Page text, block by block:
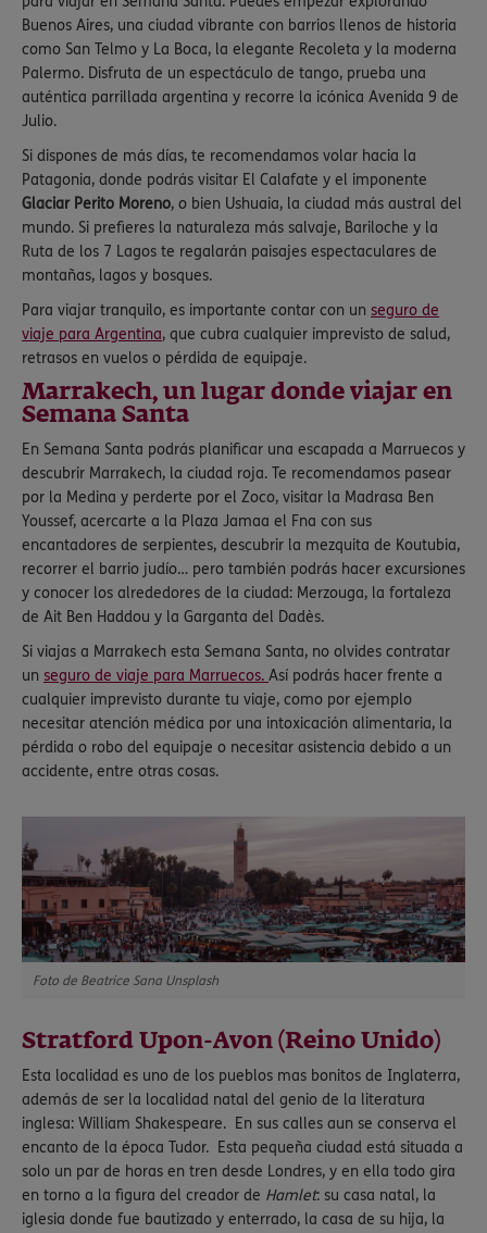
Buenos Aires, una ciudad vibrante con barrios llenos de historia
como San Telmo y La Boca, la elegante Recoleta y la moderna
Palermo. Disfruta de un espectáculo de tango, prueba una
auténtica parrillada argentina y recorre la icónica Avenida 9 de
Julio.
Si dispones de más días, te recomendamos volar hacia la
Patagonia, donde podrás visitar El Calafate y el imponente
Glaciar Perito Moreno, o bien Ushuaia, la ciudad más austral del
mundo. Si prefieres la naturaleza más salvaje, Bariloche y la
Ruta de los 7 Lagos te regalarán paisajes espectaculares de
montañas, lagos y bosques.
Para viajar tranquilo, es importante contar con un seguro de
viaje para Argentina, que cubra cualquier imprevisto de salud,
retrasos en vuelos o pérdida de equipaje.
Marrakech, un lugar donde viajar en
Semana Santa
En Semana Santa podrás planificar una escapada a Marruecos y
descubrir Marrakech, la ciudad roja. Te recomendamos pasear
por la Medina y perderte por el Zoco, visitar la Madrasa Ben
Youssef, acercarte a la Plaza Jamaa el Fna con sus
encantadores de serpientes, descubrir la mezquita de Koutubia,
recorrer el barrio judío… pero también podrás hacer excursiones
y conocer los alrededores de la ciudad: Merzouga, la fortaleza
de Ait Ben Haddou y la Garganta del Dadès.
Si viajas a Marrakech esta Semana Santa, no olvides contratar
un seguro de viaje para Marruecos. Así podrás hacer frente a
cualquier imprevisto durante tu viaje, como por ejemplo
necesitar atención médica por una intoxicación alimentaria, la
pérdida o robo del equipaje o necesitar asistencia debido a un
accidente, entre otras cosas.
Foto de Beatrice Sana Unsplash
Stratford Upon-Avon (Reino Unido)
Esta localidad es uno de los pueblos mas bonitos de Inglaterra,
además de ser la localidad natal del genio de la literatura
inglesa: William Shakespeare. En sus calles aun se conserva el
encanto de la época Tudor. Esta pequeña ciudad está situada a
solo un par de horas en tren desde Londres, y en ella todo gira
en torno a la figura del creador de Hamlet: su casa natal, la
iglesia donde fue bautizado y enterrado, la casa de su hija, la